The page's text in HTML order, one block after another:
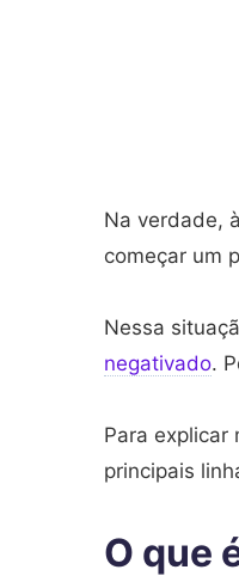
Na verdade,
começar um
Nessa
negativado.
Para explicar
principais
O que